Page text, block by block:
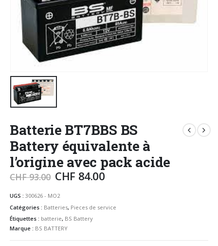
Batterie BT7BBS BS
Battery équivalente à
l’origine avec pack acide
CHF93.00 CHF 84.00
UGS : 300626 - MO2
Catégories : Batteries, Pieces de service
Étiquettes : batterie, BS Battery
Marque : BS BATTERY